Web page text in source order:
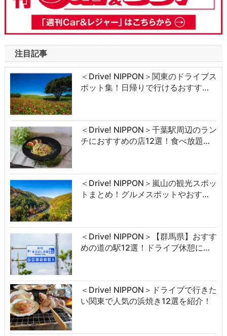
注目記事
＜Drive! NIPPON＞関東のドライブス
ポット集！日帰りで行けるおすす…
＜Drive! NIPPON＞千葉駅周辺のラン
チにおすすめの店12選！食べ放題…
＜Drive! NIPPON＞嵐山の観光スポッ
トまとめ！グルメスポットやおす…
＜Drive! NIPPON＞【群馬県】おすす
めの道の駅12選！ドライブ休憩に…
＜Drive! NIPPON＞ドライブで行きた
い関東で人気の浜焼き12選を紹介！